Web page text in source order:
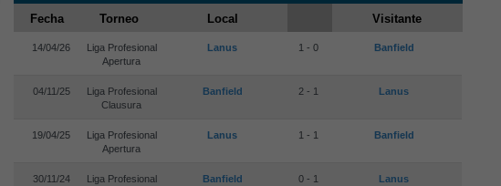
Fecha Torneo Local Visitante
14/04/26
Liga Profesional
Apertura
Lanus 1 - 0 Banfield
04/11/25
Liga Profesional
Clausura
Banfield 2 - 1 Lanus
19/04/25
Liga Profesional
Apertura
Lanus 1 - 1 Banfield
30/11/24 Liga Profesional Banfield 0 - 1 Lanus